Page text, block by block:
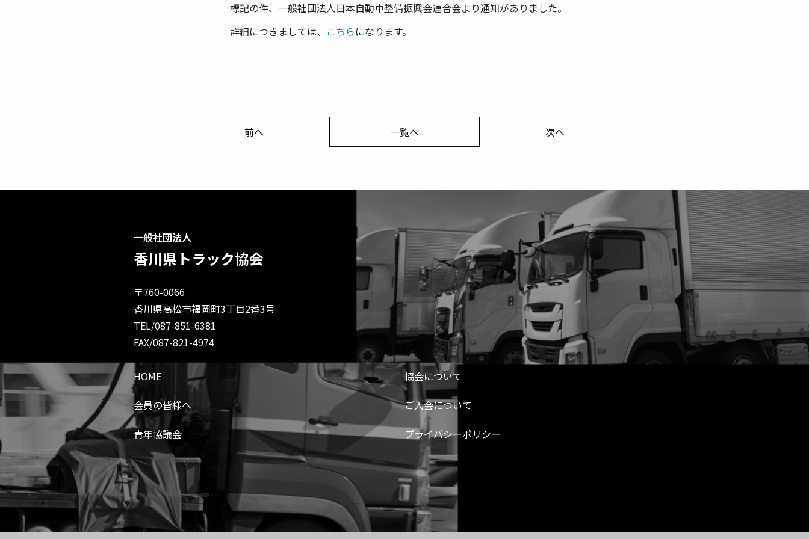
標記の件、一般社団法人日本自動車整備振興会連合会より通知がありました。
詳細につきましては、 こちらになります。
前へ 一覧へ 次へ
一般社団法人
香川県トラック協会
〒760-0066
香川県高松市福岡町3丁目2番3号
TEL/087-851-6381
FAX/087-821-4974
HOME
協会について
会員の皆様へ
ご入会について
青年協議会
プライバシーポリシー